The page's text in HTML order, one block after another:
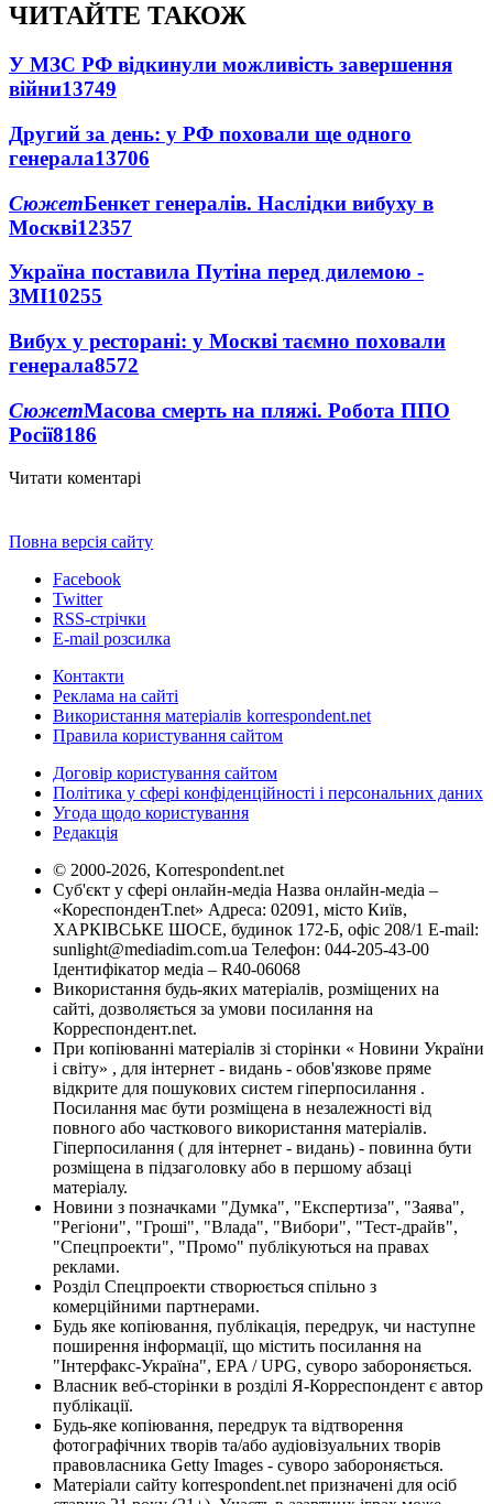
ЧИТАЙТЕ ТАКОЖ
У МЗС РФ відкинули можливість завершення
війни13749
Другий за день: у РФ поховали ще одного
генерала13706
СюжетБенкет генералів. Наслідки вибуху в
Москві12357
Україна поставила Путіна перед дилемою -
ЗМІ10255
Вибух у ресторані: у Москві таємно поховали
генерала8572
СюжетМасова смерть на пляжі. Робота ППО
Росії8186
Читати коментарі
Повна версія сайту
Facebook
Twitter
RSS-стрічки
E-mail розсилка
Контакти
Реклама на сайті
Використання матеріалів korrespondent.net
Правила користування сайтом
Договір користування сайтом
Політика у сфері конфіденційності і персональних даних
Угода щодо користування
Редакція
© 2000-2026, Korrespondent.net
Суб'єкт у сфері онлайн-медіа Назва онлайн-медіа –
«КореспонденТ.net» Адреса: 02091, місто Київ,
ХАРКІВСЬКЕ ШОСЕ, будинок 172-Б, офіс 208/1 E-mail:
sunlight@mediadim.com.ua Телефон: 044-205-43-00
Ідентифікатор медіа – R40-06068
Використання будь-яких матеріалів, розміщених на
сайті, дозволяється за умови посилання на
Корреспондент.net.
При копіюванні матеріалів зі сторінки « Новини України
і світу» , для інтернет - видань - обов'язкове пряме
відкрите для пошукових систем гіперпосилання .
Посилання має бути розміщена в незалежності від
повного або часткового використання матеріалів.
Гіперпосилання ( для інтернет - видань) - повинна бути
розміщена в підзаголовку або в першому абзаці
матеріалу.
Новини з позначками "Думка", "Експертиза", "Заява",
"Регіони", "Гроші", "Влада", "Вибори", "Тест-драйв",
"Спецпроекти", "Промо" публікуються на правах
реклами.
Розділ Спецпроекти створюється спільно з
комерційними партнерами.
Будь яке копіювання, публікація, передрук, чи наступне
поширення інформації, що містить посилання на
"Інтерфакс-Україна", EPA / UPG, суворо забороняється.
Власник веб-сторінки в розділі Я-Корреспондент є автор
публікації.
Будь-яке копіювання, передрук та відтворення
фотографічних творів та/або аудіовізуальних творів
правовласника Getty Images - суворо забороняється.
Матеріали сайту korrespondent.net призначені для осіб